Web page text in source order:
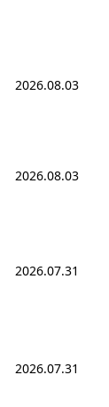
2026.08.03
2026.08.03
2026.07.31
2026.07.31